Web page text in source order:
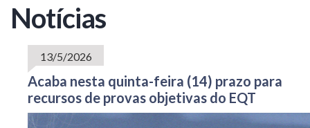
Notícias
13/5/2026
Acaba nesta quinta-feira (14) prazo para
recursos de provas objetivas do EQT